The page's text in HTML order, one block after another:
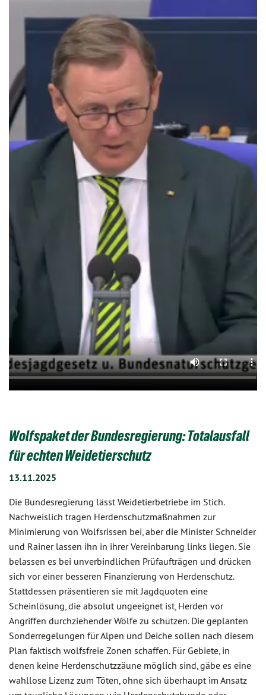
Wolfspaket der Bundesregierung: Totalausfall
für echten Weidetierschutz
13.11.2025
Die Bundesregierung lässt Weidetierbetriebe im Stich.
Nachweislich tragen Herdenschutzmaßnahmen zur
Minimierung von Wolfsrissen bei, aber die Minister Schneider
und Rainer lassen ihn in ihrer Vereinbarung links liegen. Sie
belassen es bei unverbindlichen Prüfaufträgen und drücken
sich vor einer besseren Finanzierung von Herdenschutz.
Stattdessen präsentieren sie mit Jagdquoten eine
Scheinlösung, die absolut ungeeignet ist, Herden vor
Angriffen durchziehender Wölfe zu schützen. Die geplanten
Sonderregelungen für Alpen und Deiche sollen nach diesem
Plan faktisch wolfsfreie Zonen schaffen. Für Gebiete, in
denen keine Herdenschutzzäune möglich sind, gäbe es eine
wahllose Lizenz zum Töten, ohne sich überhaupt im Ansatz